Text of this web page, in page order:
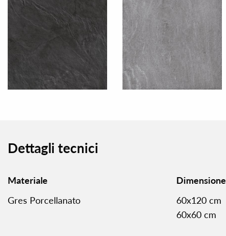
Dettagli tecnici
Materiale
Gres Porcellanato
Dimensione
60x120 cm
60x60 cm